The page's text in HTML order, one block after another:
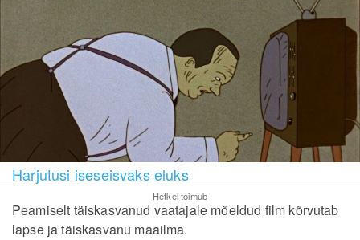
Harjutusi iseseisvaks eluks
Hetkel toimub
Peamiselt täiskasvanud vaatajale mõeldud film kõrvutab
lapse ja täiskasvanu maailma.